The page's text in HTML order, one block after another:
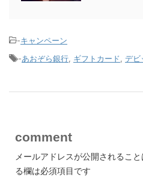
-キャンペーン
-あおぞら銀行, ギフトカード, デビ
comment
メールアドレスが公開されること
る欄は必須項目です